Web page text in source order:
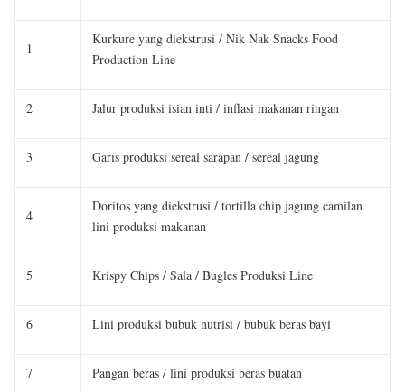
1
Kurkure yang diekstrusi / Nik Nak Snacks Food
Production Line
2 Jalur produksi isian inti / inflasi makanan ringan
3 Garis produksi sereal sarapan / sereal jagung
4
Doritos yang diekstrusi / tortilla chip jagung camilan
lini produksi makanan
5 Krispy Chips / Sala / Bugles Produksi Line
6 Lini produksi bubuk nutrisi / bubuk beras bayi
7 Pangan beras / lini produksi beras buatan